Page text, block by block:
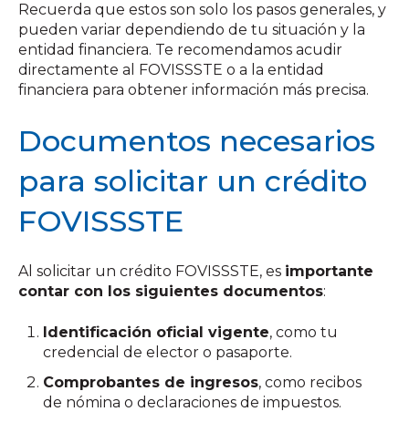
Recuerda que estos son solo los pasos generales, y
pueden variar dependiendo de tu situación y la
entidad financiera. Te recomendamos acudir
directamente al FOVISSSTE o a la entidad
financiera para obtener información más precisa.
Documentos necesarios
para solicitar un crédito
FOVISSSTE
Al solicitar un crédito FOVISSSTE, es importante
contar con los siguientes documentos:
Identificación oficial vigente, como tu
credencial de elector o pasaporte.
Comprobantes de ingresos, como recibos
de nómina o declaraciones de impuestos.